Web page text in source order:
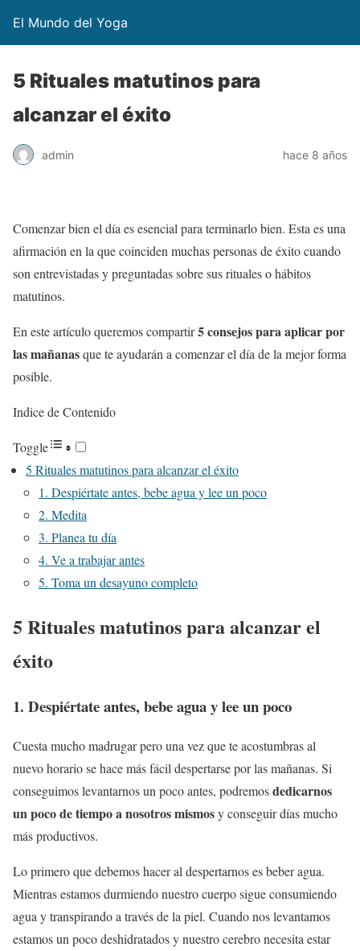
El Mundo del Yoga
5 Rituales matutinos para
alcanzar el éxito
admin hace 8 años
Comenzar bien el día es esencial para terminarlo bien. Esta es una
afirmación en la que coinciden muchas personas de éxito cuando
son entrevistadas y preguntadas sobre sus rituales o hábitos
matutinos.
En este artículo queremos compartir5 consejos para aplicar por
las mañanasque te ayudarán a comenzar el día de la mejor forma
posible.
Indice de Contenido
Toggle
5 Rituales matutinos para alcanzar el éxito
1. Despiértate antes, bebe agua y lee un poco
2. Medita
3. Planea tu día
4. Ve a trabajar antes
5. Toma un desayuno completo
5 Rituales matutinos para alcanzar el
éxito
1. Despiértate antes, bebe agua y lee un poco
Cuesta mucho madrugar pero una vez que te acostumbras al
nuevo horario se hace más fácil despertarse por las mañanas. Si
conseguimos levantarnos un poco antes, podremosdedicarnos
un poco de tiempo a nosotros mismosy conseguir días mucho
más productivos.
Lo primero que debemos hacer al despertarnos es beber agua.
Mientras estamos durmiendo nuestro cuerpo sigue consumiendo
agua y transpirando a través de la piel. Cuando nos levantamos
estamos un poco deshidratados y nuestro cerebro necesita estar